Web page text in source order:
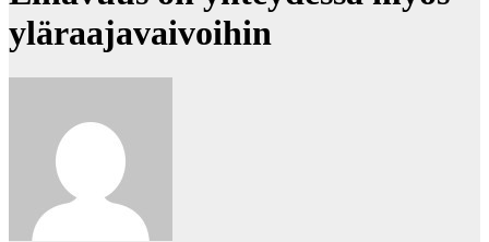
yläraajavaivoihin